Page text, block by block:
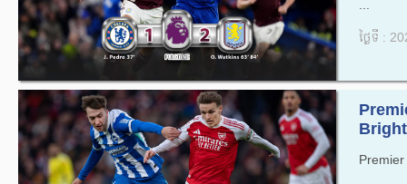
ថ្ងៃទី :